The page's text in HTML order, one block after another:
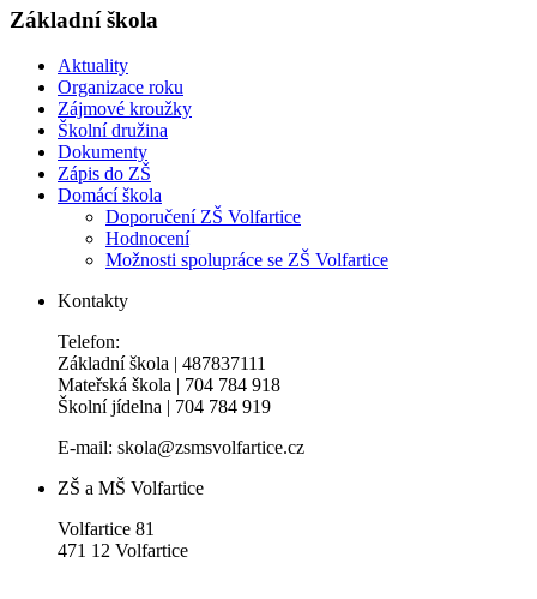
Základní škola
Aktuality
Organizace roku
Zájmové kroužky
Školní družina
Dokumenty
Zápis do ZŠ
Domácí škola
Doporučení ZŠ Volfartice
Hodnocení
Možnosti spolupráce se ZŠ Volfartice
Kontakty
Telefon:
Základní škola | 487837111
Mateřská škola | 704 784 918
Školní jídelna | 704 784 919
E-mail: skola@zsmsvolfartice.cz
ZŠ a MŠ Volfartice
Volfartice 81
471 12 Volfartice